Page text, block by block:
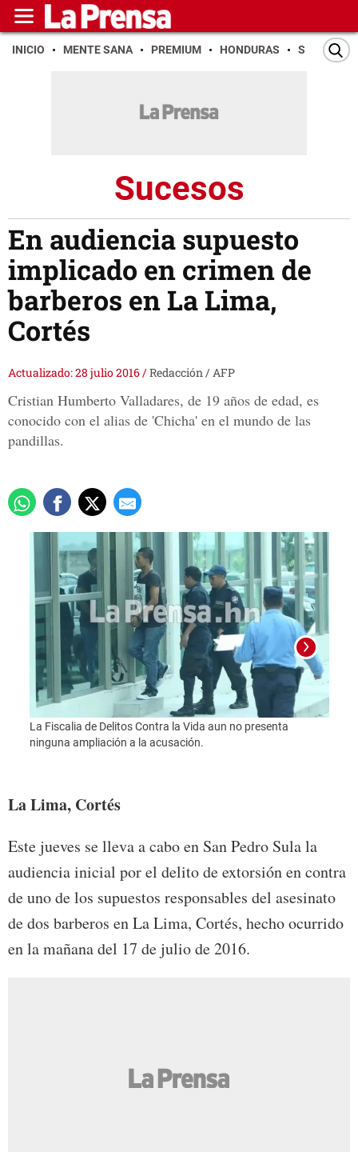
INICIO MENTE SANA PREMIUM HONDURAS SAN PEDRO
Sucesos
En audiencia supuesto
implicado en crimen de
barberos en La Lima,
Cortés
Actualizado: 28 julio 2016/Redacción / AFP
Cristian Humberto Valladares, de 19 años de edad, es
conocido con el alias de 'Chicha' en el mundo de las
pandillas.
La Fiscalia de Delitos Contra la Vida aun no presenta
ninguna ampliación a la acusación.
La Lima, Cortés
Este jueves se lleva a cabo en San Pedro Sula la
audiencia inicial por el delito de extorsión en contra
de uno de los supuestos responsables del asesinato
de dos barberos en La Lima, Cortés, hecho ocurrido
en la mañana del 17 de julio de 2016.